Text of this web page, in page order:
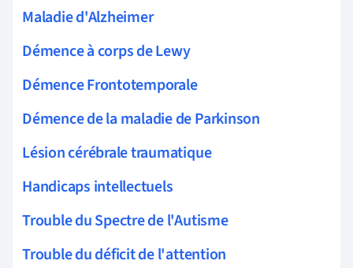
Maladie d'Alzheimer
Démence à corps de Lewy
Démence Frontotemporale
Démence de la maladie de Parkinson
Lésion cérébrale traumatique
Handicaps intellectuels
Trouble du Spectre de l'Autisme
Trouble du déficit de l'attention